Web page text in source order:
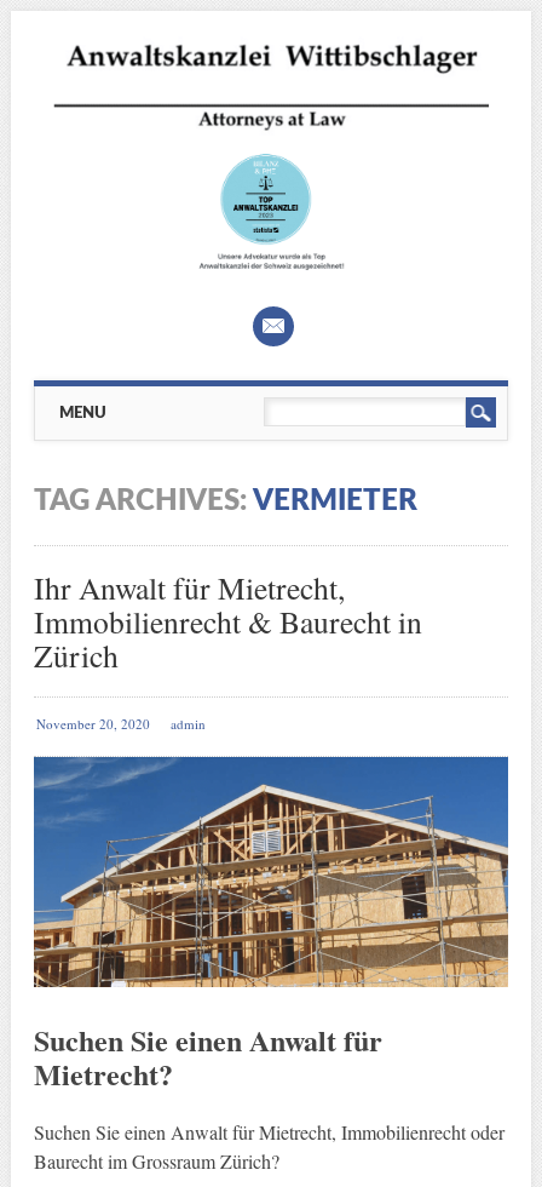
Main menu
MENU
TAG ARCHIVES: VERMIETER
Ihr Anwalt für Mietrecht,
Immobilienrecht & Baurecht in
Zürich
November 20, 2020 admin
Suchen Sie einen Anwalt für
Mietrecht?
Suchen Sie einen Anwalt für Mietrecht, Immobilienrecht oder
Baurecht im Grossraum Zürich?